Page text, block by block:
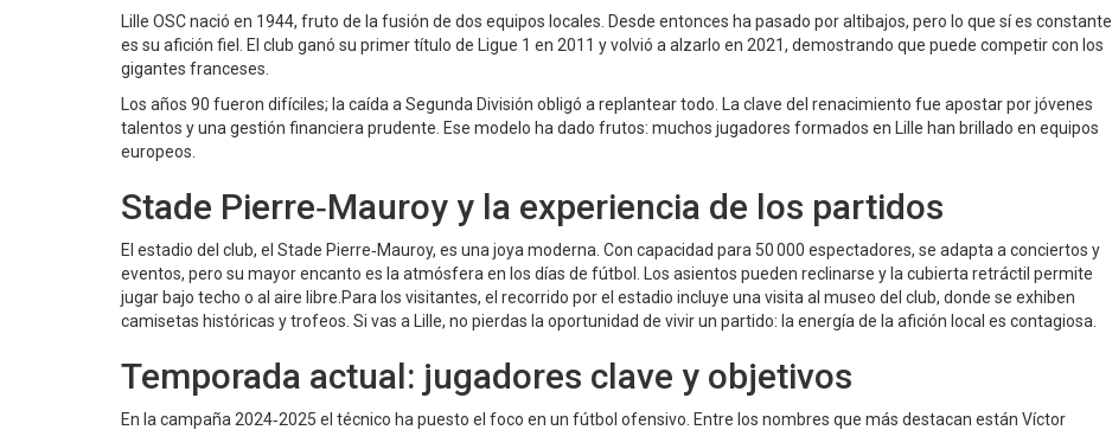
Lille OSC nació en 1944, fruto de la fusión de dos equipos locales. Desde entonces ha pasado por altibajos, pero lo que sí es constante
es su afición fiel. El club ganó su primer título de Ligue 1 en 2011 y volvió a alzarlo en 2021, demostrando que puede competir con los
gigantes franceses.
Los años 90 fueron difíciles; la caída a Segunda División obligó a replantear todo. La clave del renacimiento fue apostar por jóvenes
talentos y una gestión financiera prudente. Ese modelo ha dado frutos: muchos jugadores formados en Lille han brillado en equipos
europeos.
Stade Pierre‑Mauroy y la experiencia de los partidos
El estadio del club, el Stade Pierre‑Mauroy, es una joya moderna. Con capacidad para 50 000 espectadores, se adapta a conciertos y
eventos, pero su mayor encanto es la atmósfera en los días de fútbol. Los asientos pueden reclinarse y la cubierta retráctil permite
jugar bajo techo o al aire libre.Para los visitantes, el recorrido por el estadio incluye una visita al museo del club, donde se exhiben
camisetas históricas y trofeos. Si vas a Lille, no pierdas la oportunidad de vivir un partido: la energía de la afición local es contagiosa.
Temporada actual: jugadores clave y objetivos
En la campaña 2024‑2025 el técnico ha puesto el foco en un fútbol ofensivo. Entre los nombres que más destacan están Víctor